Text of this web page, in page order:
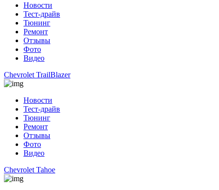
Новости
Тест-драйв
Тюнинг
Ремонт
Отзывы
Фото
Видео
Chevrolet TrailBlazer
Новости
Тест-драйв
Тюнинг
Ремонт
Отзывы
Фото
Видео
Chevrolet Tahoe